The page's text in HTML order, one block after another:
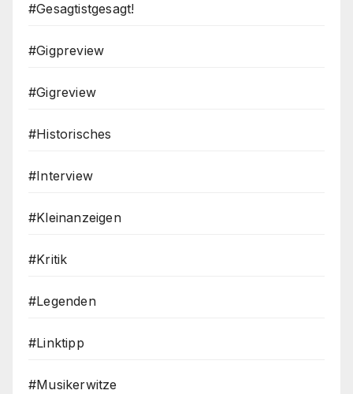
#Gesagtistgesagt!
#Gigpreview
#Gigreview
#Historisches
#Interview
#Kleinanzeigen
#Kritik
#Legenden
#Linktipp
#Musikerwitze